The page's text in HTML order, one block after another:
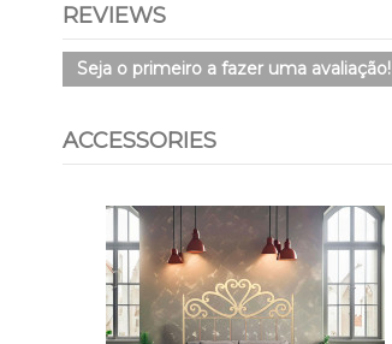
REVIEWS
Seja o primeiro a fazer uma avaliação!
ACCESSORIES